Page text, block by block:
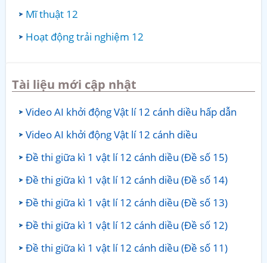
Mĩ thuật 12
Hoạt động trải nghiệm 12
Tài liệu mới cập nhật
Video AI khởi động Vật lí 12 cánh diều hấp dẫn
Video AI khởi động Vật lí 12 cánh diều
Đề thi giữa kì 1 vật lí 12 cánh diều (Đề số 15)
Đề thi giữa kì 1 vật lí 12 cánh diều (Đề số 14)
Đề thi giữa kì 1 vật lí 12 cánh diều (Đề số 13)
Đề thi giữa kì 1 vật lí 12 cánh diều (Đề số 12)
Đề thi giữa kì 1 vật lí 12 cánh diều (Đề số 11)